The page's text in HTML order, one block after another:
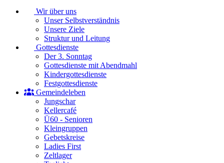
Wir über uns
Unser Selbstverständnis
Unsere Ziele
Struktur und Leitung
Gottesdienste
Der 3. Sonntag
Gottesdienste mit Abendmahl
Kindergottesdienste
Festgottesdienste
Gemeindeleben
Jungschar
Kellercafé
Ü60 - Senioren
Kleingruppen
Gebetskreise
Ladies First
Zeltlager